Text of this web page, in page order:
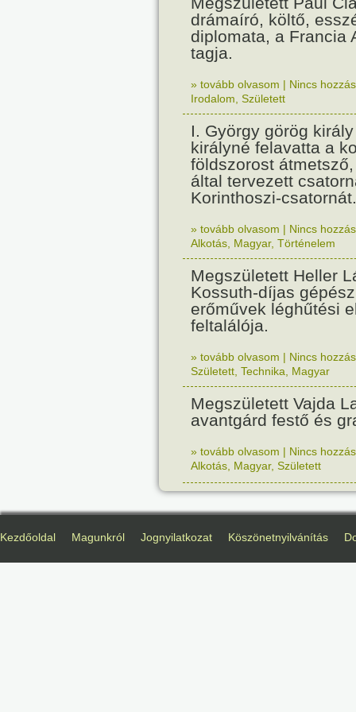
drámaíró, költő,
diplomata, a Francia
tagja.
» tovább olvasom | Nincs
Irodalom Született
I. György görög
királyné felavatta a
földszorost
által tervezett
Korinthoszi-csatornát.
» tovább olvasom | Nincs
Alkotás Magyar, Történelem
Megszületett Heller
Kossuth-díjas
erőművek léghűtési
feltalálója.
» tovább olvasom | Nincs
Született Technika Magyar
Megszületett Vajda
avantgárd festő és
» tovább olvasom | Nincs
Alkotás Magyar, Született
Kezdőoldal Magunkról Jognyilatkozat Köszönetnyilvánítás